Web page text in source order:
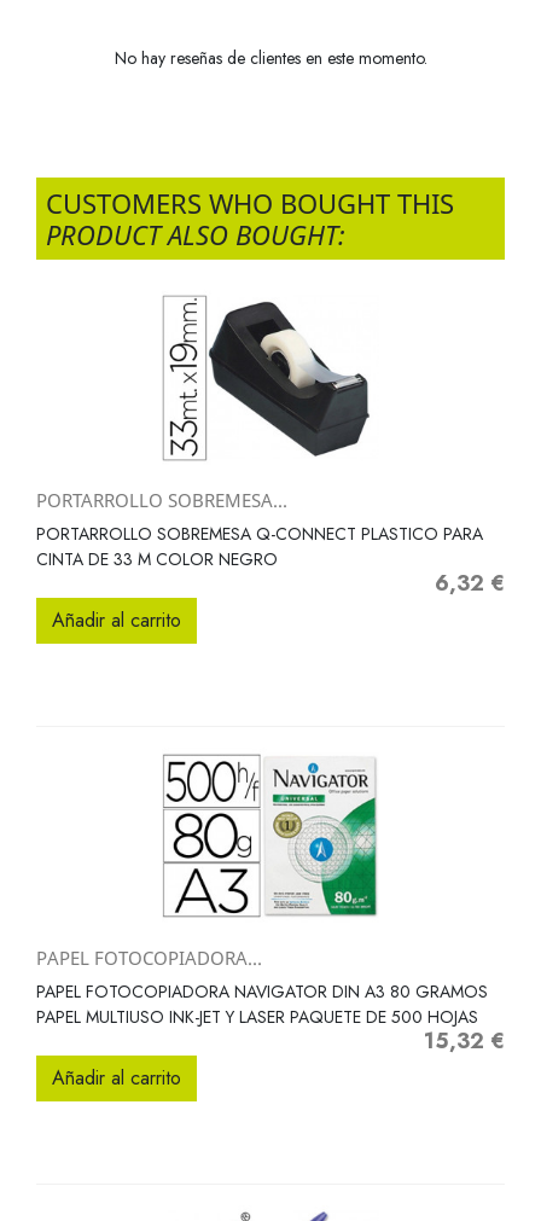
No hay reseñas de clientes en este momento.
CUSTOMERS WHO BOUGHT THIS
PRODUCT ALSO BOUGHT:
PORTARROLLO SOBREMESA...
PORTARROLLO SOBREMESA Q-CONNECT PLASTICO PARA
CINTA DE 33 M COLOR NEGRO
Precio
6,32 €
Añadir al carrito
PAPEL FOTOCOPIADORA...
PAPEL FOTOCOPIADORA NAVIGATOR DIN A3 80 GRAMOS
PAPEL MULTIUSO INK-JET Y LASER PAQUETE DE 500 HOJAS
Precio
15,32 €
Añadir al carrito